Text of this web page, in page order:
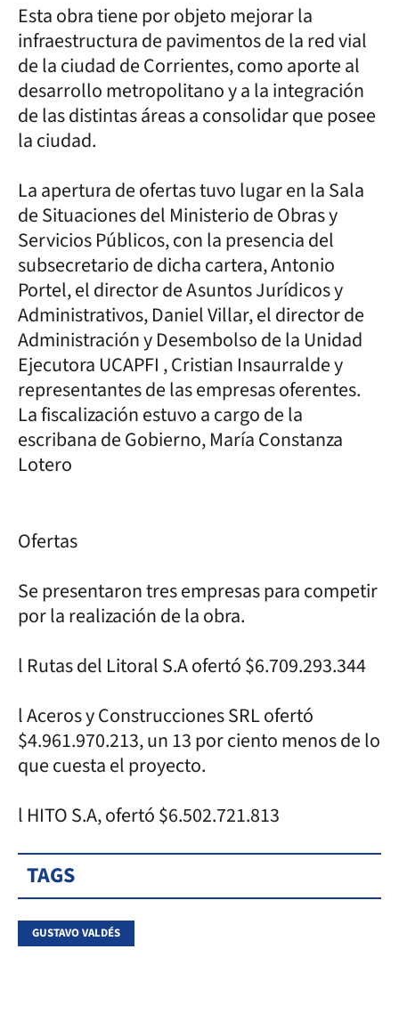
Esta obra tiene por objeto mejorar la
infraestructura de pavimentos de la red vial
de la ciudad de Corrientes, como aporte al
desarrollo metropolitano y a la integración
de las distintas áreas a consolidar que posee
la ciudad.
La apertura de ofertas tuvo lugar en la Sala
de Situaciones del Ministerio de Obras y
Servicios Públicos, con la presencia del
subsecretario de dicha cartera, Antonio
Portel, el director de Asuntos Jurídicos y
Administrativos, Daniel Villar, el director de
Administración y Desembolso de la Unidad
Ejecutora UCAPFI , Cristian Insaurralde y
representantes de las empresas oferentes.
La fiscalización estuvo a cargo de la
escribana de Gobierno, María Constanza
Lotero
Ofertas
Se presentaron tres empresas para competir
por la realización de la obra.
l Rutas del Litoral S.A ofertó $6.709.293.344
l Aceros y Construcciones SRL ofertó
$4.961.970.213, un 13 por ciento menos de lo
que cuesta el proyecto.
l HITO S.A, ofertó $6.502.721.813
TAGS
GUSTAVO VALDÉS